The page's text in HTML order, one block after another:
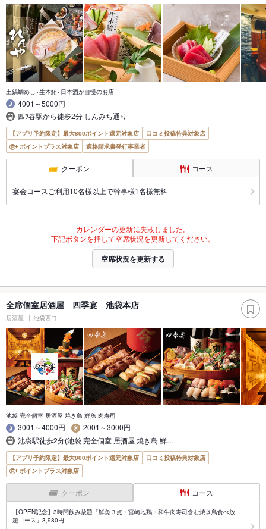
土鍋鯛めし×生本鮪×日本酒が自慢のお店
4001～5000円
四ﾂ谷駅から徒歩2分 しんみち通り
【アプリ予約限定】最大800ポイント還元対象店
口コミ投稿特典対象店
ポイントプラス対象店
適格請求書発行事業者
クーポン コース
宴会コースご利用10名様以上で幹事様1名様無料
カレンダーの更新に失敗しました。
下記ボタンを押して空席状況を更新してください。
空席状況を更新する
全席個室居酒屋 四季宴 池袋本店
居酒屋 池袋西口
池袋 完全個室 居酒屋 焼き鳥 鮮魚 肉寿司
3001～4000円
2001～3000円
池袋駅徒歩2分(池袋 完全個室 居酒屋 焼き鳥 鮮…
【アプリ予約限定】最大800ポイント還元対象店
口コミ投稿特典対象店
ポイントプラス対象店
クーポン コース
【OPEN記念】3時間飲み放題「鮮魚３点・宮崎地鶏・和牛肉寿司含む焼き鳥食べ放
題コース」3,980円